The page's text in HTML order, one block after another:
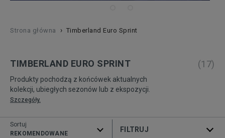
Strona główna › Timberland Euro Sprint
TIMBERLAND EURO SPRINT
Produkty pochodzą z końcówek aktualnych
kolekcji, ubiegłych sezonów lub z ekspozycji.
Szczegóły.
(17)
ROZWIŃ FILTRY
Sortuj
REKOMENDOWANE